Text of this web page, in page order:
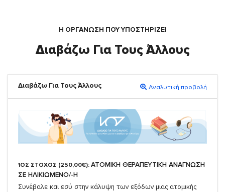
Η ΟΡΓΆΝΩΣΗ ΠΟΥ ΥΠΟΣΤΗΡΙΖΕΙ
Διαβάζω Για Τους Άλλους
Διαβάζω Για Τους Άλλους Αναλυτική προβολή
1ΟΣ ΣΤΟΧΟΣ (250,00€): ΑΤΟΜΙΚΗ ΘΕΡΑΠΕΥΤΙΚΗ ΑΝΑΓΝΩΣΗ
ΣΕ ΗΛΙΚΙΩΜΕΝΟ/-Η
Συνέβαλε και εσύ στην κάλυψη των εξόδων μιας ατομικής